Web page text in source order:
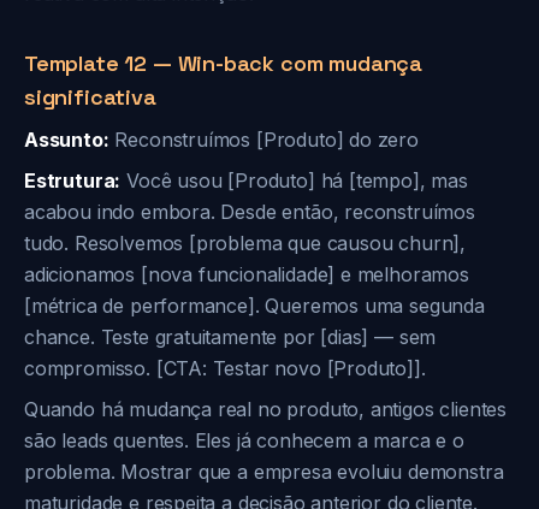
Template 12 — Win-back com mudança
significativa
Assunto: Reconstruímos [Produto] do zero
Estrutura: Você usou [Produto] há [tempo], mas
acabou indo embora. Desde então, reconstruímos
tudo. Resolvemos [problema que causou churn],
adicionamos [nova funcionalidade] e melhoramos
[métrica de performance]. Queremos uma segunda
chance. Teste gratuitamente por [dias] — sem
compromisso. [CTA: Testar novo [Produto]].
Quando há mudança real no produto, antigos clientes
são leads quentes. Eles já conhecem a marca e o
problema. Mostrar que a empresa evoluiu demonstra
maturidade e respeita a decisão anterior do cliente.